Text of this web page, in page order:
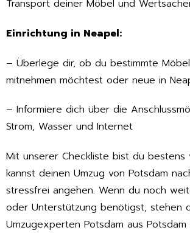
Transport deiner Möbel und
Einrichtung in Neapel:
– Überlege dir, ob du bestimmte
mitnehmen möchtest oder neue in
– Informiere dich über die
Strom, Wasser und Internet
Mit unserer Checkliste bist du
kannst deinen Umzug von Potsdam
stressfrei angehen. Wenn du noch
oder Unterstützung benötigst, stehen
Umzugexperten Potsdam aus